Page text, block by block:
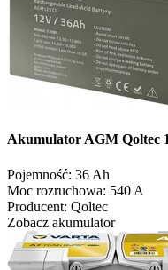
Akumulator AGM Qoltec
Pojemność: 36 Ah
Moc rozruchowa: 540 A
Producent: Qoltec
Zobacz akumulator